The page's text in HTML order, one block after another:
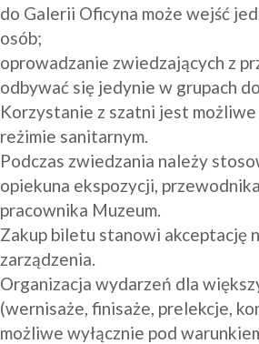
do Galerii Oficyna może wejść
osób;
oprowadzanie zwiedzających z
odbywać się jedynie w grupach
Korzystanie z szatni jest możliwe
reżimie sanitarnym.
Podczas zwiedzania należy
opiekuna ekspozycji,
pracownika Muzeum.
Zakup biletu stanowi akceptację
zarządzenia.
Organizacja wydarzeń dla
(wernisaże, finisaże, prelekcje,
możliwe wyłącznie pod